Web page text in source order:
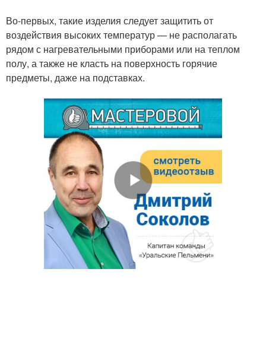
Во-первых, такие изделия следует защитить от
воздействия высоких температур — не располагать
рядом с нагревательными приборами или на теплом
полу, а также не класть на поверхность горячие
предметы, даже на подставках.